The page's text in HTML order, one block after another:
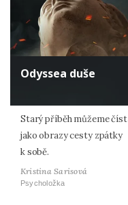
Odyssea duše
Starý příběh můžeme číst
jako obrazy cesty zpátky
k sobě.
Kristina Sarisová
Psycholožka